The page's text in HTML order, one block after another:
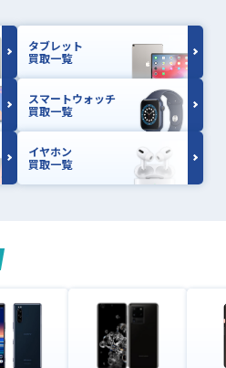
タブレット
買取一覧
スマートウォッチ
買取一覧
イヤホン
買取一覧